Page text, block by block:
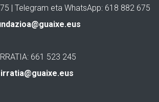
| Telegram eta WhatsApp: 618 882 675
661 523 245
irratia@guaixe.eus